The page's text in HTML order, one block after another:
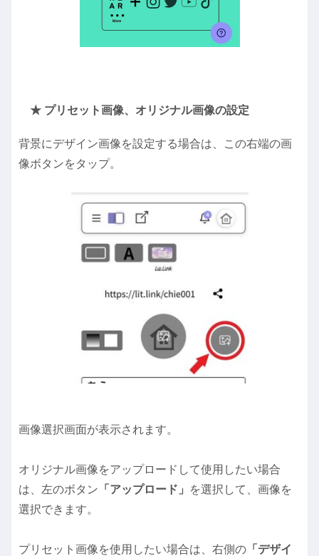
★ プリセット画像、オリジナル画像の設定
背景にデザイン画像を設定する場合は、この右端の画
像ボタンをタップ。
画像選択画面が表示されます。
オリジナル画像をアップロードして使用したい場合
は、左のボタン 「アップロード」
を選択して、画像を
選択できます。
プリセット画像を使用したい場合は、右側の 「デザイ